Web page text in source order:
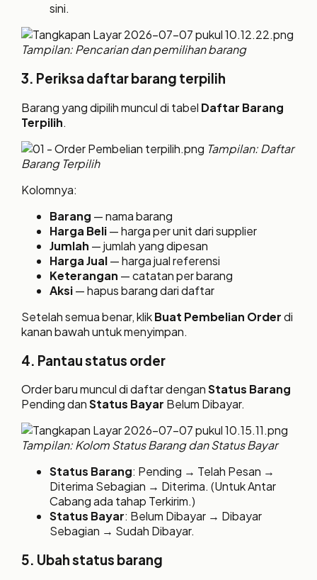
sini.
Tampilan: Pencarian dan pemilihan barang
3. Periksa daftar barang terpilih
Barang yang dipilih muncul di tabel Daftar Barang
Terpilih.
Tampilan: Daftar
Barang Terpilih
Kolomnya:
Barang — nama barang
Harga Beli— harga per unit dari supplier
Jumlah — jumlah yang dipesan
Harga Jual— harga jual referensi
Keterangan — catatan per barang
Aksi— hapus barang dari daftar
Setelah semua benar, klikBuat Pembelian Orderdi
kanan bawah untuk menyimpan.
4. Pantau status order
Order baru muncul di daftar denganStatus Barang
Pending danStatus Bayar Belum Dibayar.
Tampilan: Kolom Status Barang dan Status Bayar
Status Barang: Pending → Telah Pesan →
Diterima Sebagian → Diterima. (Untuk Antar
Cabang ada tahap Terkirim.)
Status Bayar: Belum Dibayar → Dibayar
Sebagian → Sudah Dibayar.
5. Ubah status barang